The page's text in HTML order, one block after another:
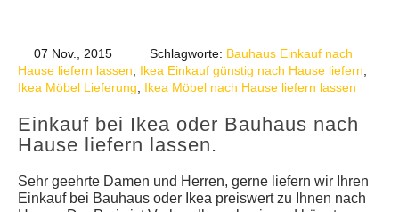
07 Nov., 2015 Schlagworte: Bauhaus Einkauf nach
Hause liefern lassen
Ikea Einkauf günstig nach Hause liefern
Ikea Möbel Lieferung
Ikea Möbel nach Hause liefern lassen
Einkauf bei Ikea oder Bauhaus nach
Hause liefern lassen.
Sehr geehrte Damen und Herren, gerne liefern wir Ihren
Einkauf bei Bauhaus oder Ikea preiswert zu Ihnen nach